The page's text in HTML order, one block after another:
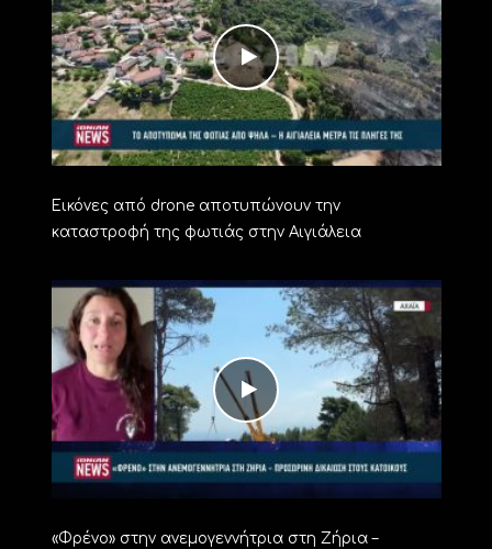
Εικόνες από drone αποτυπώνουν την
καταστροφή της φωτιάς στην Αιγιάλεια
«Φρένο» στην ανεμογεννήτρια στη Ζήρια –